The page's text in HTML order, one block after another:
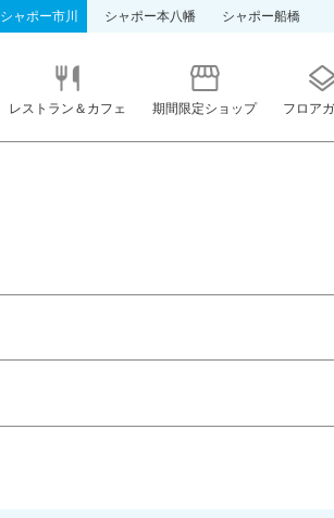
シャポー市川 シャポー本八幡 シャポー船橋
レストラン＆カフェ 期間限定ショップ フロア